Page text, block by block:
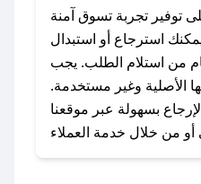
### كيف تحصل على كوبونات خصم حصرية من
سيرة الطيب؟
حصرية، قم بما
يلي:
- اضغط على أيقونة متابعة لمتجر سيرة الطيب في
تجربة تسوق آمنة
استرجاع أو استبدال
مجانًا خلال 7 أيام من استلام الطلب. يجب
الأصلية وغير مستخدمة.
بسهولة عبر موقعنا